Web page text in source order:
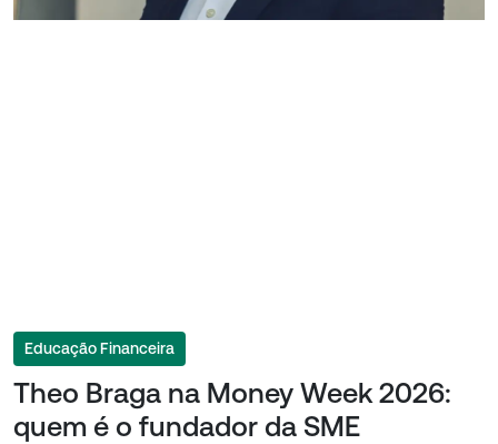
Educação Financeira
Theo Braga na Money Week 2026:
quem é o fundador da SME